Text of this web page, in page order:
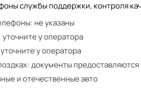
службы поддержки, контроля
не указаны
уточните у оператора
уточните у оператора
документы предоставляются
и отечественные авто